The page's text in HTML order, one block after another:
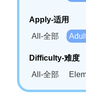
Bahasa
Swahili(SW)-
Apply-适用
All-全部
Difficulty-难度
All-全部